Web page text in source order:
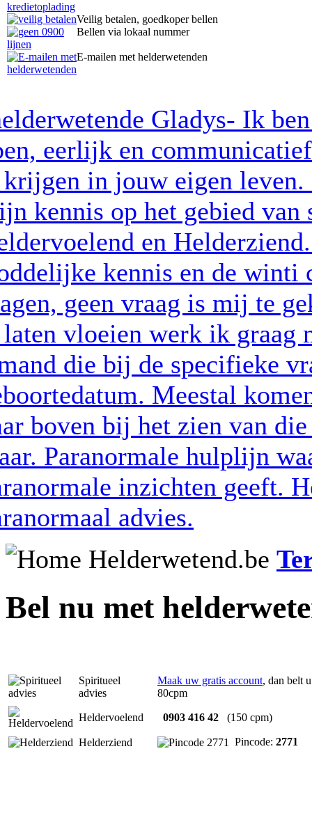
Veilig betalen, goedkoper bellen
Bellen via lokaal nummer
E-mailen met helderwetenden
Bel nu met
Spiritueel
advies
Maak uw gratis account, dan belt
80cpm
Heldervoelend 0903 416 42 (150 cpm)
Helderziend Pincode: 2771